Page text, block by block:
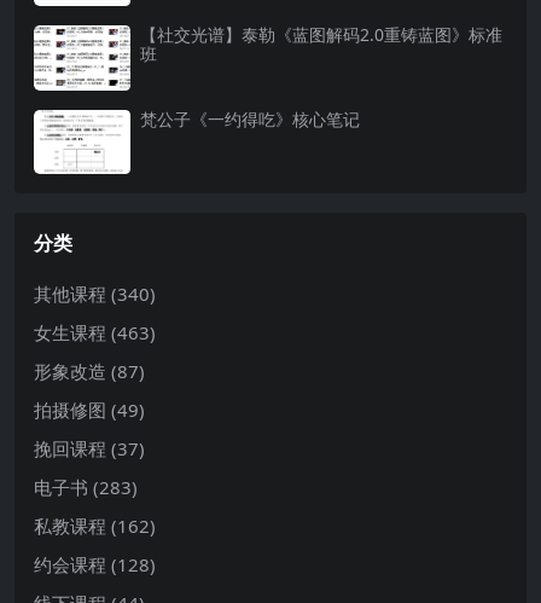
【社交光谱】泰勒《蓝图解码2.0重铸蓝图》标准
班
梵公子《一约得吃》核心笔记
分类
其他课程 (340)
女生课程 (463)
形象改造 (87)
拍摄修图 (49)
挽回课程 (37)
电子书 (283)
私教课程 (162)
约会课程 (128)